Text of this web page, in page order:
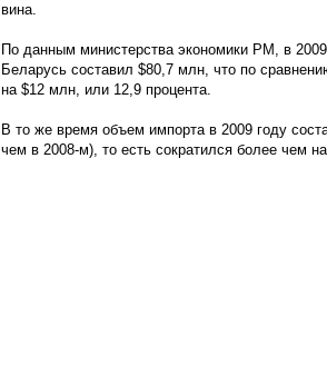
вина.
По данным министерства экономики РМ, в
Беларусь составил $80,7 млн, что по
на $12 млн, или 12,9 процента.
В то же время объем импорта в 2009 году
чем в 2008-м), то есть сократился более чем